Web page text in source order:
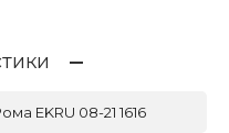
EKRU 08-21 1616